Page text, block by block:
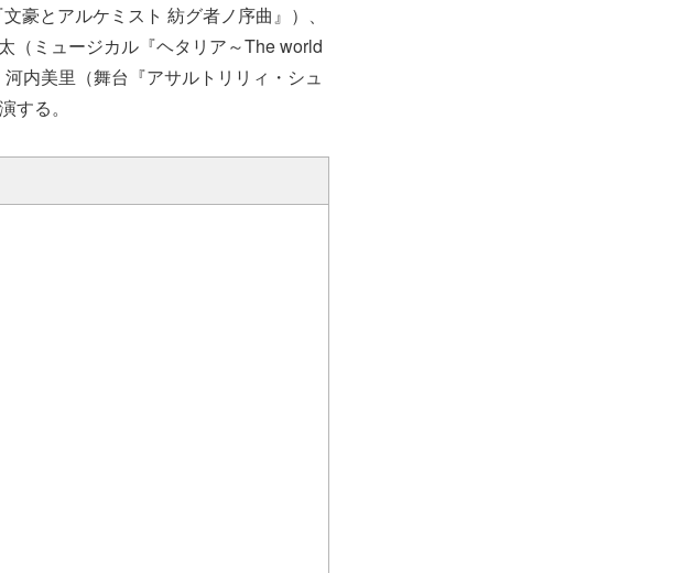
豪とアルケミスト 紡グ者ノ序曲』）、
（ミュージカル『ヘタリア～The world
内美里（舞台『アサルトリリィ・シュ
する。